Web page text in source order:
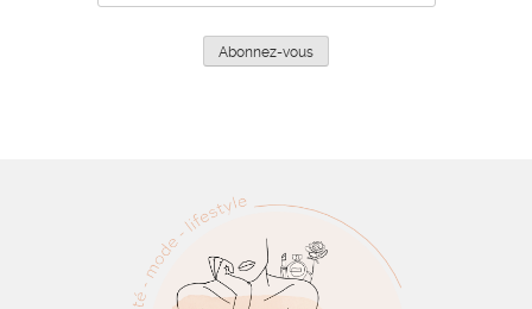
e-
Abonnez-vous